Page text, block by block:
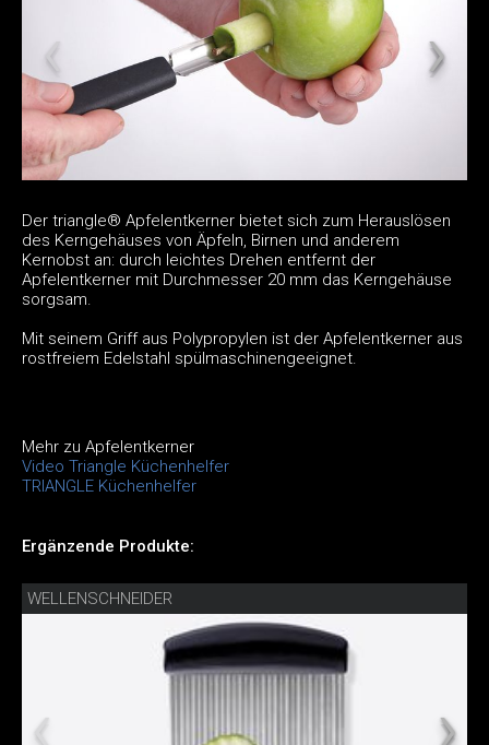
Der triangle® Apfelentkerner bietet sich zum Herauslösen
des Kerngehäuses von Äpfeln, Birnen und anderem
Kernobst an: durch leichtes Drehen entfernt der
Apfelentkerner mit Durchmesser 20 mm das Kerngehäuse
sorgsam.
Mit seinem Griff aus Polypropylen ist der Apfelentkerner aus
rostfreiem Edelstahl spülmaschinengeeignet.
Mehr zu Apfelentkerner
Video Triangle Küchenhelfer
TRIANGLE Küchenhelfer
Ergänzende Produkte:
WELLENSCHNEIDER